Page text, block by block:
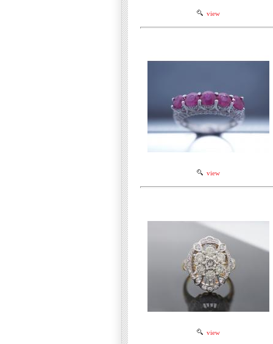
view
view
view